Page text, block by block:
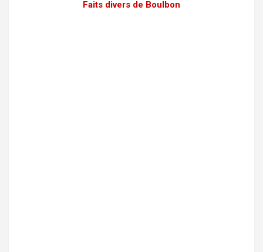
Faits divers de Boulbon